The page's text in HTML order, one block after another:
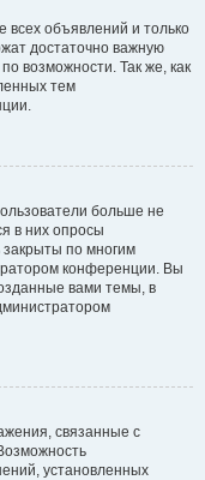
объявлений и только
достаточно важную
возможности. Так же, как
тем
больше не
в них опросы
по многим
конференции. Вы
вами темы, в
связанные с
установленных